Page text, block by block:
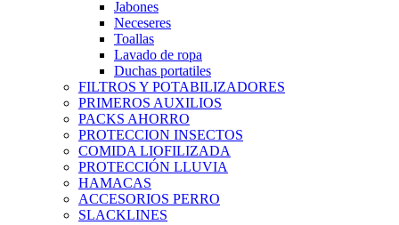
Jabones
Neceseres
Toallas
Lavado de ropa
Duchas portatiles
FILTROS Y POTABILIZADORES
PRIMEROS AUXILIOS
PACKS AHORRO
PROTECCION INSECTOS
COMIDA LIOFILIZADA
PROTECCIÓN LLUVIA
HAMACAS
ACCESORIOS PERRO
SLACKLINES